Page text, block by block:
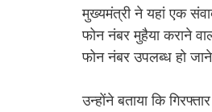
मुख्यमंत्री ने यहां एक
फोन नंबर मुहैया कराने
फोन नंबर उपलब्ध हो
उन्होंने बताया कि